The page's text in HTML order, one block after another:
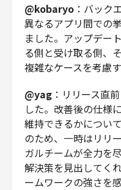
@kobaryo ：バック
異なるアプリ間での
ました。アップデー
る側と受け取る側、
複雑なケースを考慮
@yag ：リリース直
した。改善後の仕様
維持できるかについ
のため、一時はリリ
ガルチームが全力を
解決策を見出してく
ームワークの強さを